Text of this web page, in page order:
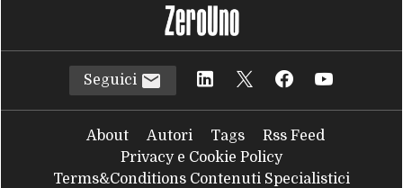
Seguici
About Autori Tags
Rss Feed
Privacy e Cookie Policy
Terms&Conditions Contenuti Specialistici